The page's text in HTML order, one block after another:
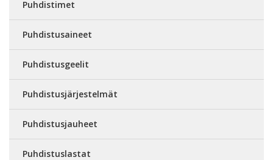
Puhdistimet
Puhdistusaineet
Puhdistusgeelit
Puhdistusjärjestelmät
Puhdistusjauheet
Puhdistuslastat